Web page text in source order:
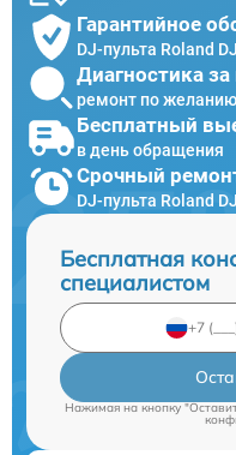
Гарантийное
DJ-пульта Roland
Диагностика
ремонт по желанию
Бесплатный
в день обращения
Срочный
DJ-пульта Roland
Бесплатная
специалистом
Нажимая на кнопку